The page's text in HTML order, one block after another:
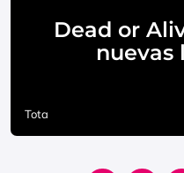
Dead or
nuevas
Tota